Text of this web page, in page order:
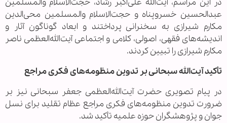
در این مراسم، آیت‌الله علی‌اکبر رشاد، حجت‌الاسلام والمسلمین
عبدالحسین خسروپناه و حجت‌الاسلام والمسلمین محی‌الدین
مکارم شیرازی به سخنرانی پرداختند و ابعاد گوناگون آثار و
اندیشه‌های فقهی، اصولی، کلامی و اجتماعی آیت‌الله‌العظمی ناصر
مکارم شیرازی را تبیین کردند.
تأکید آیت‌الله سبحانی بر تدوین منظومه‌های فکری مراجع
در پیام تصویری حضرت آیت‌الله‌العظمی جعفر سبحانی نیز بر
ضرورت تدوین منظومه‌های فکری مراجع عظام تقلید برای نسل
جوان و پژوهشگران حوزه علمیه تأکید شد.